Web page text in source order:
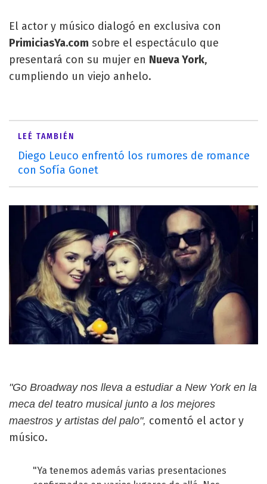
El actor y músico dialogó en exclusiva con
PrimiciasYa.com sobre el espectáculo que
presentará con su mujer en Nueva York,
cumpliendo un viejo anhelo.
LEÉ TAMBIÉN
Diego Leuco enfrentó los rumores de romance
con Sofía Gonet
"Go Broadway nos lleva a estudiar a New York en la
meca del teatro musical junto a los mejores
maestros y artistas del palo", comentó el actor y
músico.
"Ya tenemos además varias presentaciones